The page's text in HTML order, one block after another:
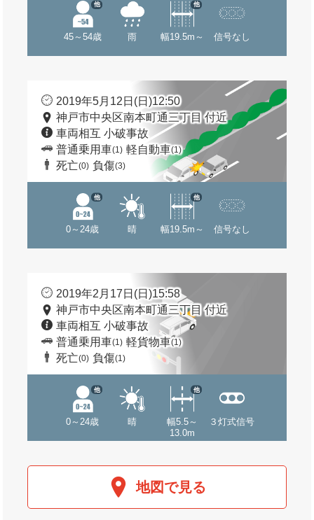
45～54歳
他
雨 幅19.5m～
他
信号なし
2019年5月12日(日)12:50
神戸市中央区南本町通三丁目 付近
車両相互 小破事故
普通乗用車(1) 軽自動車(1)
死亡(0) 負傷(3)
0～24歳
他
晴 幅19.5m～
他
信号なし
2019年2月17日(日)15:58
神戸市中央区南本町通三丁目 付近
車両相互 小破事故
普通乗用車(1) 軽貨物車(1)
死亡(0) 負傷(1)
0～24歳
他
晴
幅5.5～
13.0m
他
３灯式信号
地図で見る